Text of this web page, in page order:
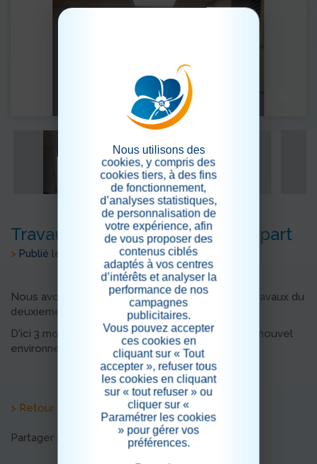
Travaux au 2eme étage: top départ
> Publié le 01/07/2022
Nous avons le plaisir de vous annoncer que les travaux du
deuxieme étage ont déjà commencé.
D'ici 3 mois les résidents pourront découvrir leur nouvel
environnement entièrement rénové.
> Retour aux actualités
Partager sur les réseaux sociaux
Nous utilisons des
cookies, y compris des
cookies tiers, à des fins
de fonctionnement,
d’analyses statistiques,
de personnalisation de
votre expérience, afin
de vous proposer des
contenus ciblés
adaptés à vos centres
d’intérêts et analyser la
performance de nos
campagnes
publicitaires.
Vous pouvez accepter
ces cookies en
cliquant sur « Tout
accepter », refuser tous
les cookies en cliquant
sur « tout refuser » ou
cliquer sur «
Paramétrer les cookies
» pour gérer vos
préférences.